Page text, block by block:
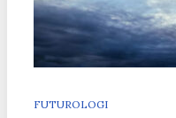
FUTUROLOGI